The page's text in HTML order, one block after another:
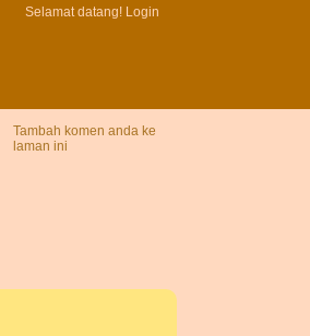
Selamat datang! Login
Tambah komen anda ke
laman ini